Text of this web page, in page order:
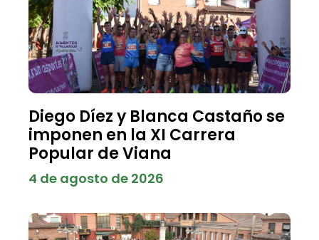
Diego Díez y Blanca Castaño se
imponen en la XI Carrera
Popular de Viana
4 de agosto de 2026